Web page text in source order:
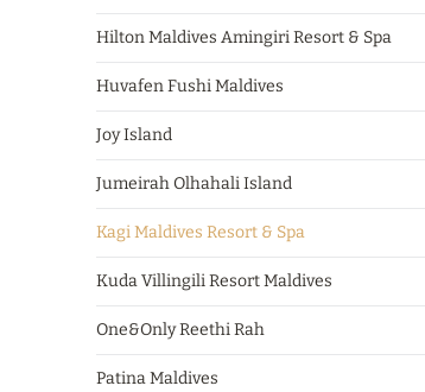
Hilton Maldives Amingiri Resort & Spa
Huvafen Fushi Maldives
Joy Island
Jumeirah Olhahali Island
Kagi Maldives Resort & Spa
Kuda Villingili Resort Maldives
One&Only Reethi Rah
Patina Maldives